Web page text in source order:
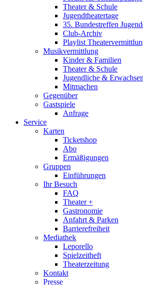
Theater & Schule
Jugendtheatertage
35. Bundestreffen
Club-Archiv
Playlist
Musikvermittlung
Kinder & Familien
Theater & Schule
Jugendliche &
Mitmachen
Gegenüber
Gastspiele
Anfrage
Service
Karten
Ticketshop
Abo
Ermäßigungen
Gruppen
Einführungen
Ihr Besuch
FAQ
Theater +
Gastronomie
Anfahrt & Parken
Barrierefreiheit
Mediathek
Leporello
Spielzeitheft
Theaterzeitung
Kontakt
Presse